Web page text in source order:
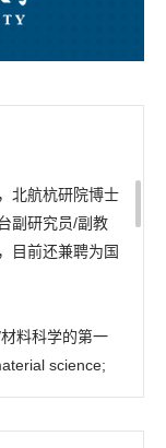
北航杭研院博士
副研究员/副教
目前还兼聘为国
料科学的第一
science;
器学习辅助与分